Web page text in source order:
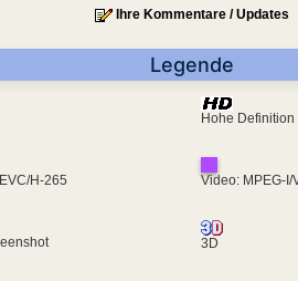
Ihre Kommentare / Updates
Legende
Hohe Definition
H-265 Video: MPEG-I/
3D